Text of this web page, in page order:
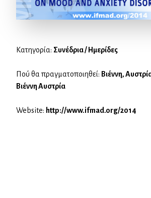
Κατηγορία: Συνέδρια / Ημερίδες
Πού θα πραγματοποιηθεί: Βιέννη,
Βιέννη Αυστρία
Website: http://www.ifmad.org/2014